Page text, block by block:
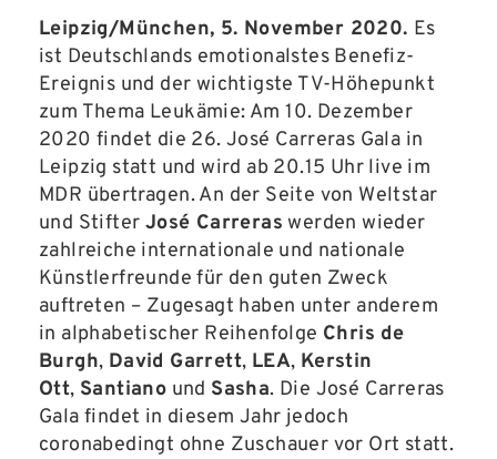
Leipzig/München, 5. November 2020. Es
ist Deutschlands emotionalstes Benefiz-
Ereignis und der wichtigste TV-Höhepunkt
zum Thema Leukämie: Am 10. Dezember
2020 findet die 26. José Carreras Gala in
Leipzig statt und wird ab 20.15 Uhr live im
MDR übertragen. An der Seite von Weltstar
und Stifter José Carreras werden wieder
zahlreiche internationale und nationale
Künstlerfreunde für den guten Zweck
auftreten – Zugesagt haben unter anderem
in alphabetischer Reihenfolge Chris de
Burgh, David Garrett, LEA, Kerstin
Ott, Santiano und Sasha. Die José Carreras
Gala findet in diesem Jahr jedoch
coronabedingt ohne Zuschauer vor Ort statt.